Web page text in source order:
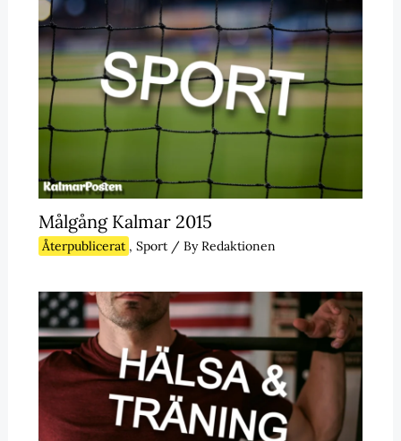
Målgång Kalmar 2015
Återpublicerat , Sport/ ByRedaktionen